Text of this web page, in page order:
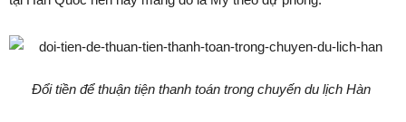
Đổi tiền để thuận tiện thanh toán trong chuyến du lịch Hàn